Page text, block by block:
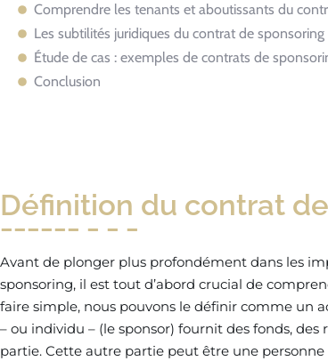
Comprendre les tenants et aboutissants du
Les subtilités juridiques du contrat de sponsoring
Étude de cas : exemples de contrats de
Conclusion
Définition du contrat
Avant de plonger plus profondément dans les
sponsoring, il est tout d’abord crucial de
faire simple, nous pouvons le définir comme un
– ou individu – (le sponsor) fournit des fonds,
partie. Cette autre partie peut être une